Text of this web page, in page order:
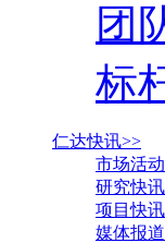
团
标
仁达快讯>>
市场活动
研究快讯
项目快讯
媒体报道